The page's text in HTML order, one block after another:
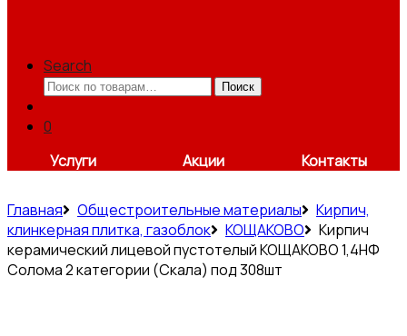
Search
Искать:
Поиск
0
Услуги
Акции Контакты
Главная Общестроительные материалы
Кирпич,
клинкерная плитка, газоблок
КОЩАКОВО
Кирпич
керамический лицевой пустотелый КОЩАКОВО 1,4НФ
Солома 2 категории (Скала) под 308шт